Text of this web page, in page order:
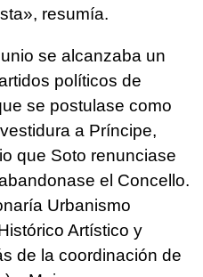
resumía.
se alcanzaba un
políticos de
se postulase como
a Príncipe,
que Soto renunciase
el Concello.
Urbanismo
Artístico y
de la coordinación de